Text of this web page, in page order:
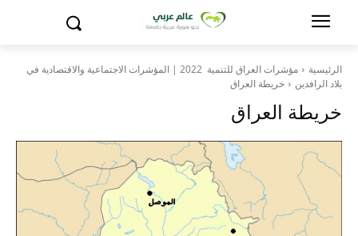
الرئيسية
مؤشرات العراق للتنمية 2022 | المؤشرات الاجتماعية والاقتصادية في
بلاد الرافدين
خريطة العراق
خريطة العراق